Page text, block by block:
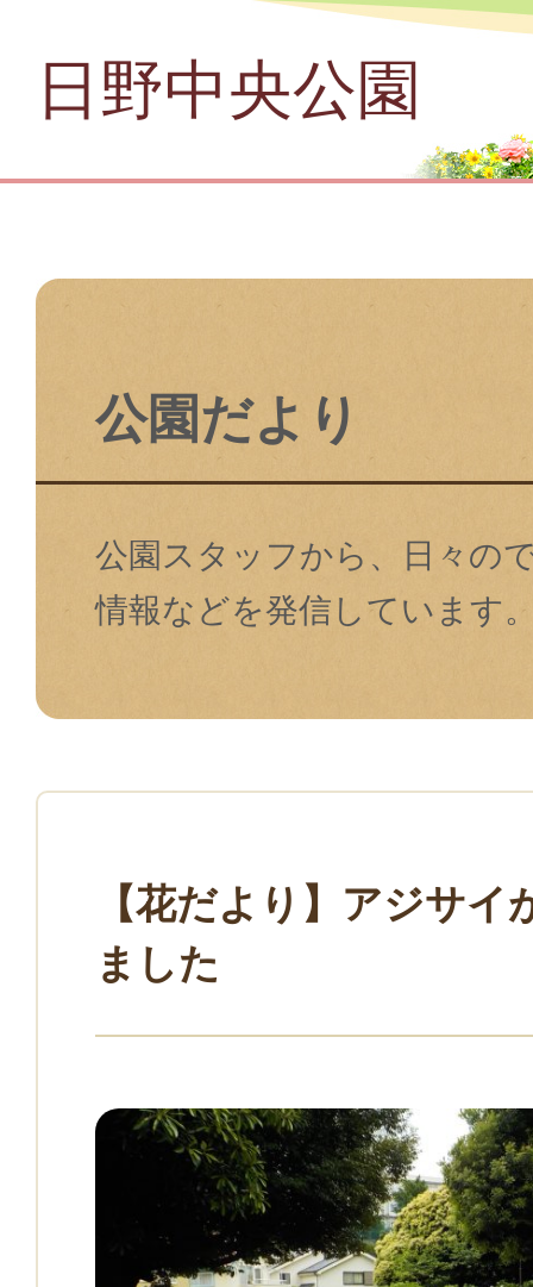
日野中央公園
公園だより
公園スタッフから、日々の
情報などを発信しています
【花だより】アジサイ
ました